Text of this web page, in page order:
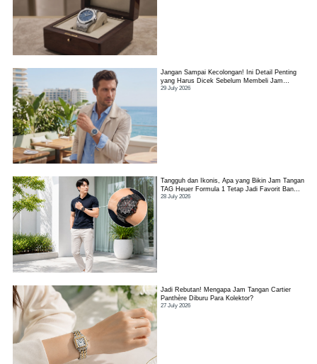
Jangan Sampai Kecolongan! Ini Detail Penting
yang Harus Dicek Sebelum Membeli Jam
Tangan TAG Heuer Link
29 July 2026
Tangguh dan Ikonis, Apa yang Bikin Jam Tangan
TAG Heuer Formula 1 Tetap Jadi Favorit Banyak
Orang?
28 July 2026
Jadi Rebutan! Mengapa Jam Tangan Cartier
Panthère Diburu Para Kolektor?
27 July 2026